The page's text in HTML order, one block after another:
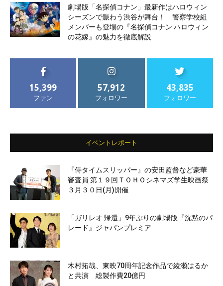
劇場版「名探偵コナン」最新作はハロウィン
シーズンで賑わう渋谷が舞台！ 警察学校組
メンバーも登場の『名探偵コナン ハロウィン
の花嫁』の魅力を徹底解説
15,399
ファン
57,912
フォロワー
43,835
フォロワー
イベントレポート
『侍タイムスリッパー』の安田監督など豪華
審査員 第１９回ＴＯＨＯシネマズ学生映画祭
３月３０日(月)開催
「ガリレオ 帰還」9年ぶりの劇場版『沈黙のパ
レード』ジャパンプレミア
木村拓哉、東映70周年記念作品で綾瀬はるか
と共演 総製作費20億円